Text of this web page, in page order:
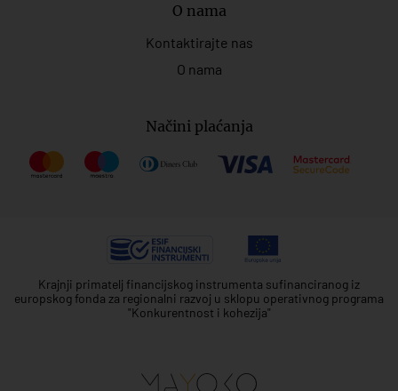
O nama
Kontaktirajte nas
O nama
Načini plaćanja
Krajnji primatelj financijskog instrumenta sufinanciranog iz
europskog fonda za regionalni razvoj u sklopu operativnog programa
"Konkurentnost i kohezija"